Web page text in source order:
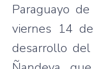
Paraguayo de
viernes 14 de
desarrollo del